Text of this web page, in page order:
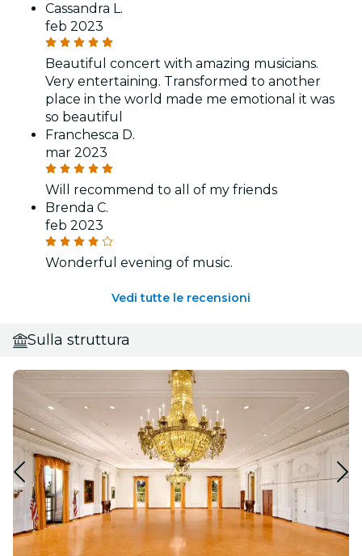
Cassandra L.
feb 2023
Beautiful concert with amazing musicians.
Very entertaining. Transformed to another
place in the world made me emotional it was
so beautiful
Franchesca D.
mar 2023
Will recommend to all of my friends
Brenda C.
feb 2023
Wonderful evening of music.
Vedi tutte le recensioni
Sulla struttura